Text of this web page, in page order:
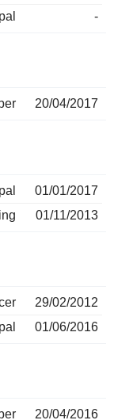
-
20/04/2017
01/01/2017
01/11/2013
29/02/2012
01/06/2016
20/04/2016